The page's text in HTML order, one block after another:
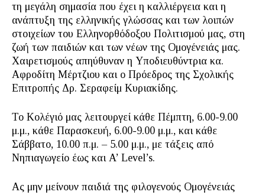
τη μεγάλη σημασία που έχει η καλλιέργεια και η
ανάπτυξη της ελληνικής γλώσσας και των λοιπών
στοιχείων του Ελληνορθόδοξου Πολιτισμού μας, στη
ζωή των παιδιών και των νέων της Ομογένειάς μας.
Χαιρετισμούς απηύθυναν η Υποδιευθύντρια κα.
Αφροδίτη Μέρτζιου και ο Πρόεδρος της Σχολικής
Επιτροπής Δρ. Σεραφείμ Κυριακίδης.
Το Κολέγιό μας λειτουργεί κάθε Πέμπτη, 6.00-9.00
μ.μ., κάθε Παρασκευή, 6.00-9.00 μ.μ., και κάθε
Σάββατο, 10.00 π.μ. – 5.00 μ.μ., με τάξεις από
Νηπιαγωγείο έως και A’ Level’s.
Ας μην μείνουν παιδιά της φιλογενούς Ομογένειάς